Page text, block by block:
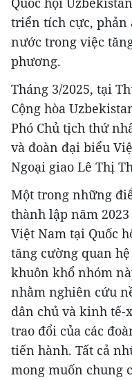
triển tích cực, phản
nước trong việc
phương.
Tháng 3/2025, tại
Cộng hòa
Phó Chủ tịch thứ
và đoàn đại biểu
Ngoại giao Lê Thị
Một trong những
thành lập năm
Việt Nam tại Quốc
tăng cường quan
khuôn khổ nhóm
nhằm nghiên cứu
dân chủ và kinh tế-
trao đổi của các
tiến hành. Tất cả
mong muốn chung